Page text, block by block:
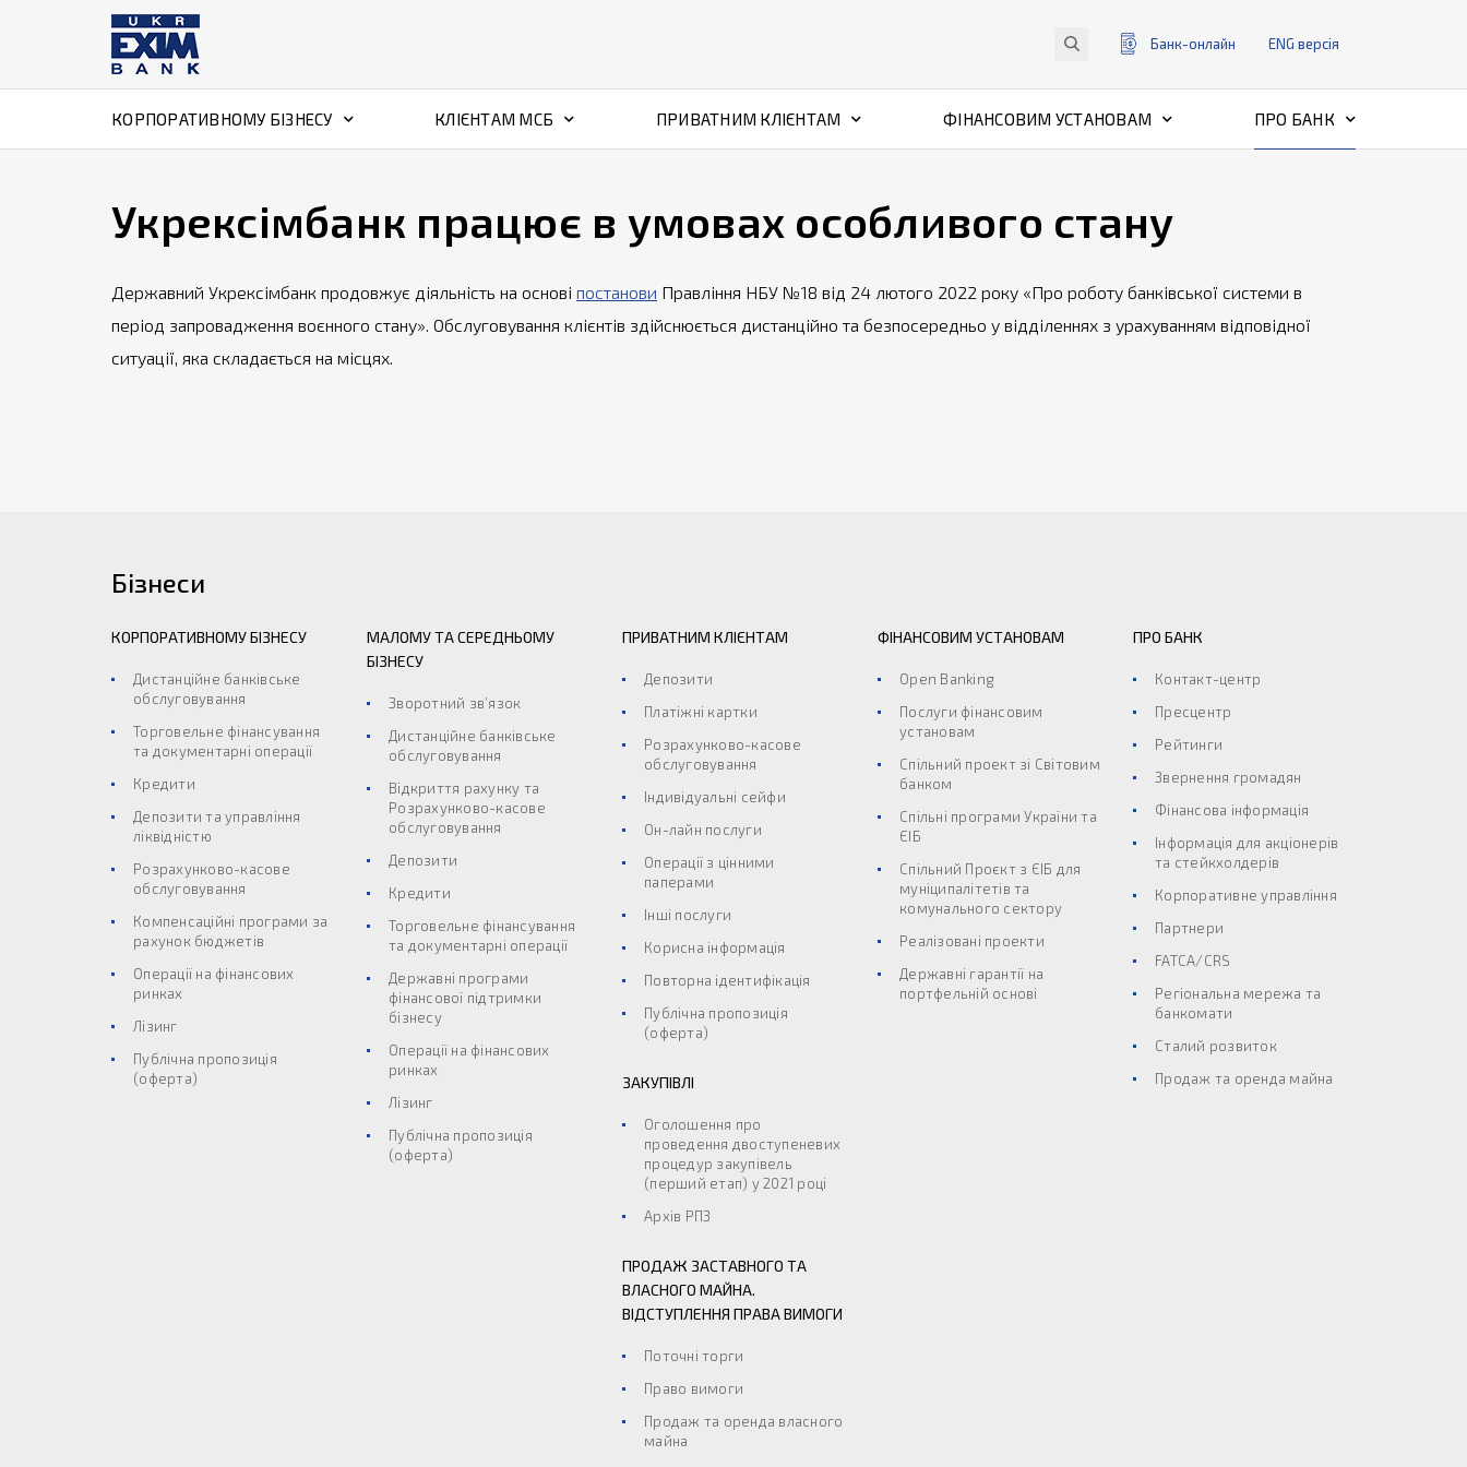
Банк-онлайн ENG версiя
КОРПОРАТИВНОМУ БІЗНЕСУ КЛІЄНТАМ МСБ ПРИВАТНИМ КЛІЄНТАМ ФІНАНСОВИМ УСТАНОВАМ ПРО БАНК
Укрексімбанк працює в умовах особливого стану
Державний Укрексімбанк продовжує діяльність на основі постанови Правління НБУ №18 від 24 лютого 2022 року «Про роботу банківської системи в
період запровадження воєнного стану». Обслуговування клієнтів здійснюється дистанційно та безпосередньо у відділеннях з урахуванням відповідної
ситуації, яка складається на місцях.
Бізнеси
КОРПОРАТИВНОМУ БІЗНЕСУ
Дистанційне банківське
обслуговування
Торговельне фінансування
та документарні операції
Кредити
Депозити та управління
ліквідністю
Розрахунково-касове
обслуговування
Компенсаційні програми за
рахунок бюджетів
Операції на фінансових
ринках
Лізинг
Публічна пропозиція
(оферта)
МАЛОМУ ТА СЕРЕДНЬОМУ
БІЗНЕСУ
Зворотний зв’язок
Дистанційне банківське
обслуговування
Відкриття рахунку та
Розрахунково-касове
обслуговування
Депозити
Кредити
Торговельне фінансування
та документарні операції
Державні програми
фінансової підтримки
бізнесу
Операції на фінансових
ринках
Лізинг
Публічна пропозиція
(оферта)
ПРИВАТНИМ КЛІЄНТАМ
Депозити
Платіжні картки
Розрахунково-касове
обслуговування
Індивідуальні сейфи
Он-лайн послуги
Операції з цінними
паперами
Інші послуги
Корисна інформація
Повторна ідентифікація
Публічна пропозиція
(оферта)
ЗАКУПІВЛІ
Оголошення про
проведення двоступеневих
процедур закупівель
(перший етап) у 2021 році
Архів РПЗ
ПРОДАЖ ЗАСТАВНОГО ТА
ВЛАСНОГО МАЙНА.
ВІДСТУПЛЕННЯ ПРАВА ВИМОГИ
Поточні торги
Право вимоги
Продаж та оренда власного
майна
ФІНАНСОВИМ УСТАНОВАМ
Open Banking
Послуги фінансовим
установам
Спільний проект зі Світовим
банком
Спільні програми України та
ЄІБ
Спільний Проєкт з ЄІБ для
муніципалітетів та
комунального сектору
Реалізовані проекти
Державні гарантії на
портфельній основі
ПРО БАНК
Контакт-центр
Пресцентр
Рейтинги
Звернення громадян
Фінансова інформація
Інформація для акціонерів
та стейкхолдерів
Корпоративне управління
Партнери
FATCA/CRS
Регіональна мережа та
банкомати
Сталий розвиток
Продаж та оренда майна